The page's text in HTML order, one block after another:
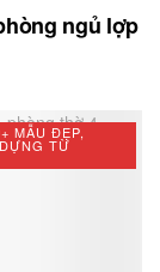
ngủ lợp
MẪU ĐẸP,
TỪ